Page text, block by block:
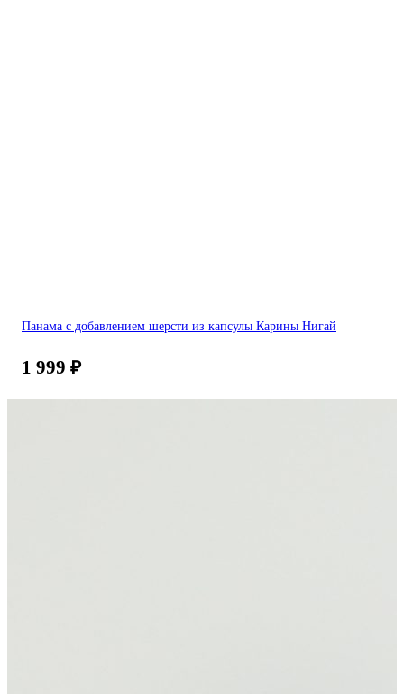
Панама с добавлением шерсти из капсулы Карины Нигай
1 999 ₽